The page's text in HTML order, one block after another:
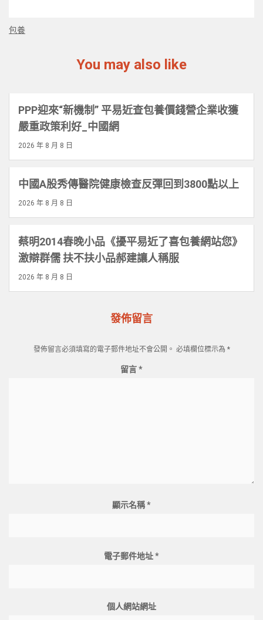
包養
You may also like
PPP迎來“新機制” 平易近查包養價錢營企業收獲
嚴重政策利好_中國網
2026 年 8 月 8 日
中國A股秀傳醫院健康檢查反彈回到3800點以上
2026 年 8 月 8 日
蔡明2014春晚小品《擾平易近了喜包養網站您》
激辯群儒 扶不扶小品郝建讓人稱服
2026 年 8 月 8 日
發佈留言
發佈留言必須填寫的電子郵件地址不會公開。 必填欄位標示為 *
留言*
顯示名稱*
電子郵件地址*
個人網站網址